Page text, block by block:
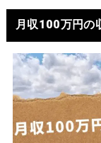
月収100万円の